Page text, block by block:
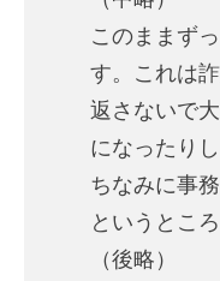
このままず
す。これは
返さないで
になったり
ちなみに事
というところ
（後略）